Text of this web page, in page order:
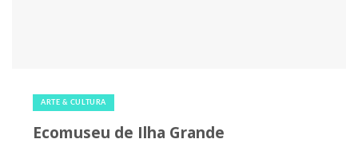
ARTE & CULTURA
Ecomuseu de Ilha Grande